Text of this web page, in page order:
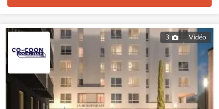
3 Vidéo